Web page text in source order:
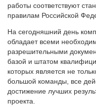
работы соответствуют
правилам Российской
На сегодняшний день
обладает всеми
разрешительными
базой и штатом
которых является не
большой команды, все
достижение лучших
проекта.